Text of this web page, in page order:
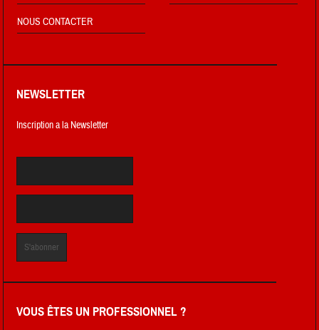
NOUS CONTACTER
NEWSLETTER
Inscription a la Newsletter
VOUS ÊTES UN PROFESSIONNEL ?